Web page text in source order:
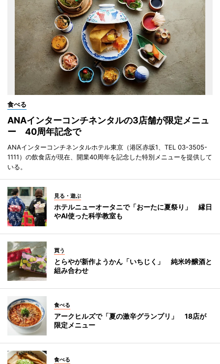
食べる
ANAインターコンチネンタルの3店舗が限定メニュ
ー 40周年記念で
ANAインターコンチネンタルホテル東京（港区赤坂1、TEL 03-3505-
1111）の飲食店が現在、開業40周年を記念した特別メニューを提供して
いる。
見る・遊ぶ
ホテルニューオータニで「おーたに夏祭り」 縁日
やAI使った科学教室も
買う
とらやが新作ようかん「いちじく」 純米吟醸酒と
組み合わせ
食べる
アークヒルズで「夏の激辛グランプリ」 18店が
限定メニュー
食べる